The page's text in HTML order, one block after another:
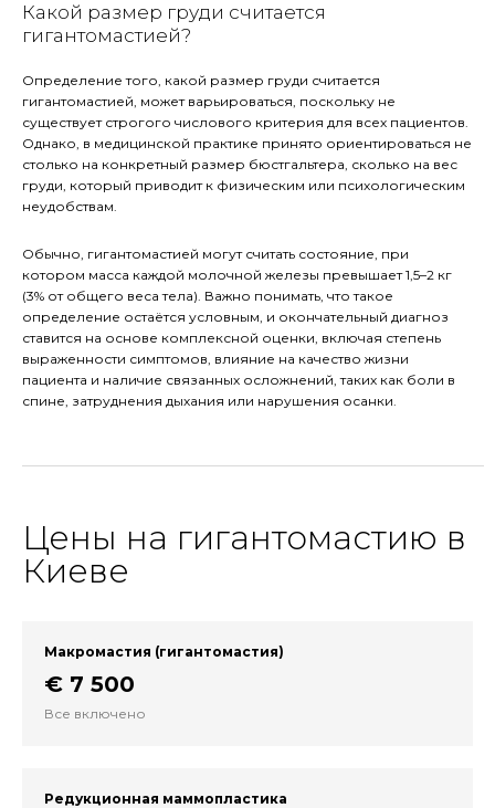
Какой размер груди считается
гигантомастией?
Определение того, какой размер груди считается
гигантомастией, может варьироваться, поскольку не
существует строгого числового критерия для всех пациентов.
Однако, в медицинской практике принято ориентироваться не
столько на конкретный размер бюстгальтера, сколько на вес
груди, который приводит к физическим или психологическим
неудобствам.
Обычно, гигантомастией могут считать состояние, при
котором масса каждой молочной железы превышает 1,5–2 кг
(3% от общего веса тела). Важно понимать, что такое
определение остаётся условным, и окончательный диагноз
ставится на основе комплексной оценки, включая степень
выраженности симптомов, влияние на качество жизни
пациента и наличие связанных осложнений, таких как боли в
спине, затруднения дыхания или нарушения осанки.
Цены на гигантомастию в
Киеве
Макромастия (гигантомастия)
€ 7 500
Все включено
Редукционная маммопластика